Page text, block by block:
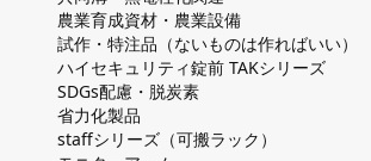
農業育成資材・農業設備
試作・特注品（ないものは作ればいい）
ハイセキュリティ錠前 TAKシリーズ
SDGs配慮・脱炭素
省力化製品
staffシリーズ（可搬ラック）